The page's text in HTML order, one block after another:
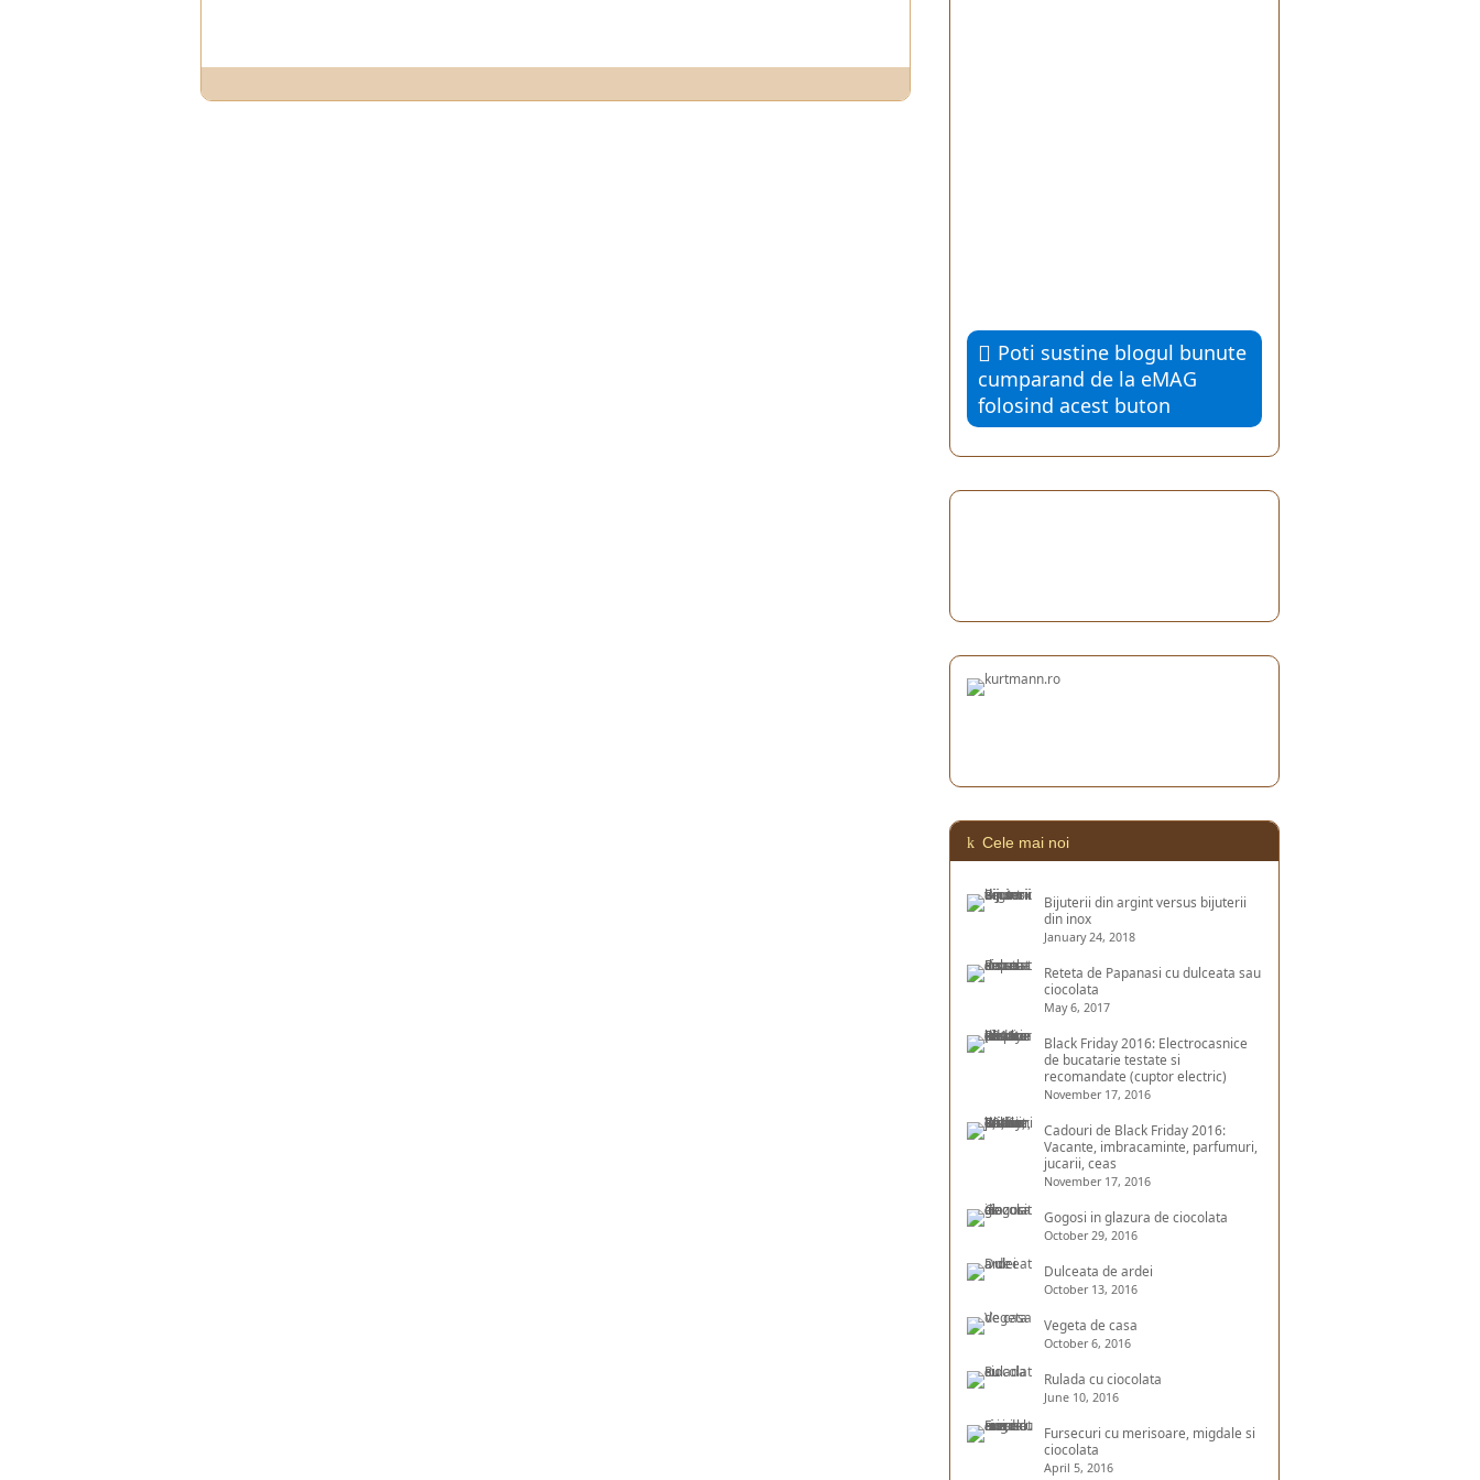
Poti sustine blogul bunute
cumparand de la eMAG
folosind acest buton
Cele mai noi
Bijuterii din argint versus bijuterii
din inox
January 24, 2018
Reteta de Papanasi cu dulceata sau
ciocolata
May 6, 2017
Black Friday 2016: Electrocasnice
de bucatarie testate si
recomandate (cuptor electric)
November 17, 2016
Cadouri de Black Friday 2016:
Vacante, imbracaminte, parfumuri,
jucarii, ceas
November 17, 2016
Gogosi in glazura de ciocolata
October 29, 2016
Dulceata de ardei
October 13, 2016
Vegeta de casa
October 6, 2016
Rulada cu ciocolata
June 10, 2016
Fursecuri cu merisoare, migdale si
ciocolata
April 5, 2016